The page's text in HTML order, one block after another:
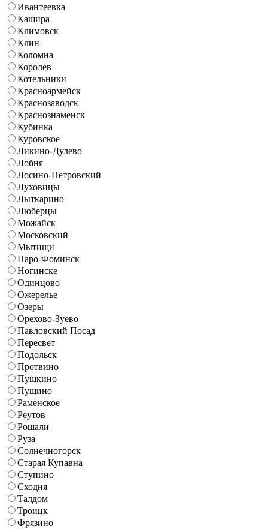
Ивантеевка
Кашира
Климовск
Клин
Коломна
Королев
Котельники
Красноармейск
Краснозаводск
Краснознаменск
Кубинка
Куровское
Ликино-Дулево
Лобня
Лосино-Петровский
Луховицы
Лыткарино
Люберцы
Можайск
Московский
Мытищи
Наро-Фоминск
Ногинске
Одинцово
Ожерелье
Озеры
Орехово-Зуево
Павловский Посад
Пересвет
Подольск
Протвино
Пушкино
Пущино
Раменское
Реутов
Рошали
Руза
Солнечногорск
Старая Купавна
Ступино
Сходня
Талдом
Троицк
Фрязино